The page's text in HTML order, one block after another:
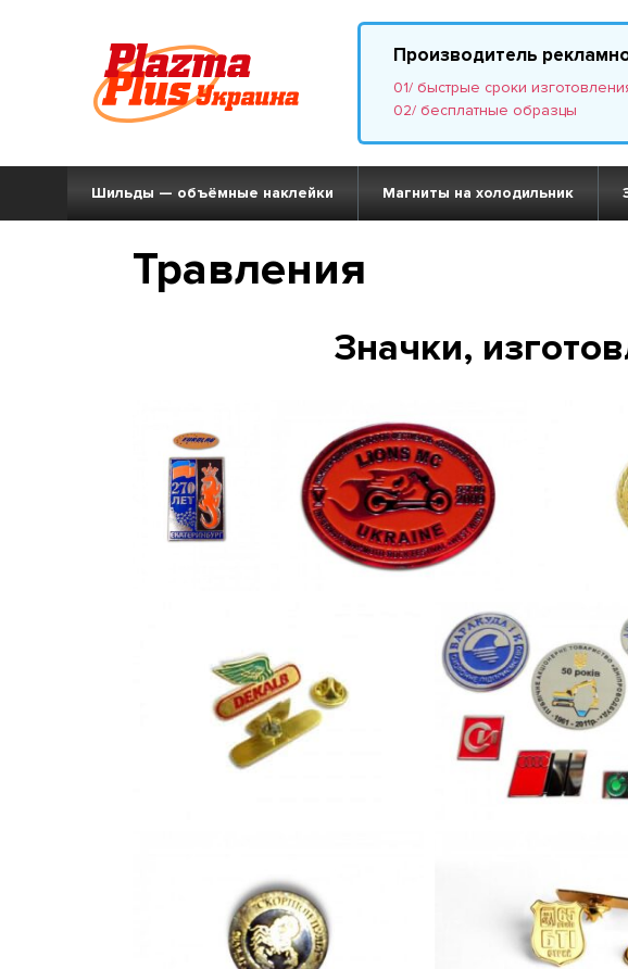
Производитель
01/ быстрые сроки
02/ бесплатные образцы
Шильды — объёмные наклейки Магниты на холодильник
Травления
Значки,